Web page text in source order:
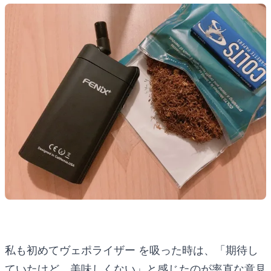
私も初めてヴェポライザー を吸った時は、「期待し